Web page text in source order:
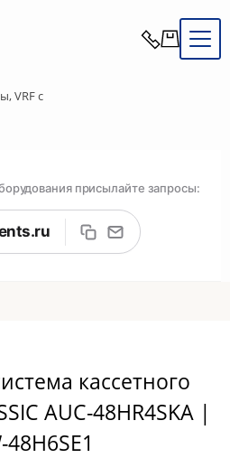
VRF с
присылайте запросы:
кассетного
AUC-48HR4SKA |